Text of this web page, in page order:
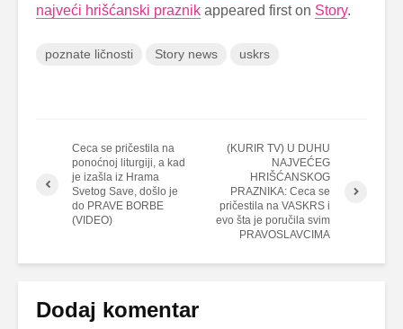
najveći hrišćanski praznik appeared first on Story.
poznate ličnosti Story news uskrs
Ceca se pričestila na
ponoćnoj liturgiji, a kad
je izašla iz Hrama
Svetog Save, došlo je
do PRAVE BORBE
(VIDEO)
(KURIR TV) U DUHU
NAJVEĆEG
HRIŠĆANSKOG
PRAZNIKA: Ceca se
pričestila na VASKRS i
evo šta je poručila svim
PRAVOSLAVCIMA
Dodaj komentar